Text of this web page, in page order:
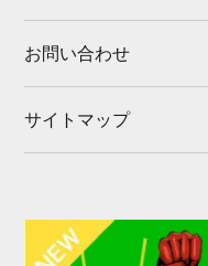
お問い合わせ
サイトマップ